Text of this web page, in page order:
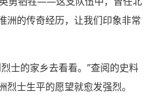
洲的传奇经历，让我们印象非常
士的家乡去看看。”查阅的史料
士生平的愿望就愈发强烈。